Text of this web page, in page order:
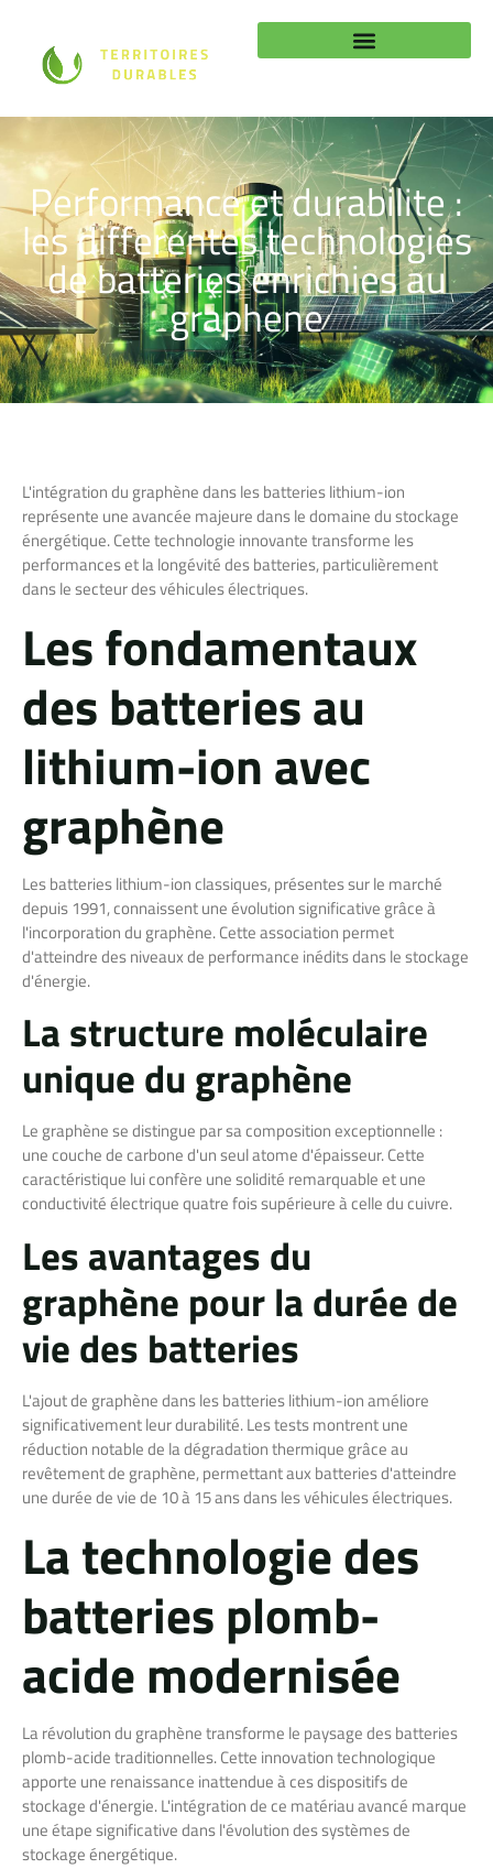
Performance et durabilite :
les differentes technologies
de batteries enrichies au
graphene
L'intégration du graphène dans les batteries lithium-ion
représente une avancée majeure dans le domaine du stockage
énergétique. Cette technologie innovante transforme les
performances et la longévité des batteries, particulièrement
dans le secteur des véhicules électriques.
Les fondamentaux
des batteries au
lithium-ion avec
graphène
Les batteries lithium-ion classiques, présentes sur le marché
depuis 1991, connaissent une évolution significative grâce à
l'incorporation du graphène. Cette association permet
d'atteindre des niveaux de performance inédits dans le stockage
d'énergie.
La structure moléculaire
unique du graphène
Le graphène se distingue par sa composition exceptionnelle :
une couche de carbone d'un seul atome d'épaisseur. Cette
caractéristique lui confère une solidité remarquable et une
conductivité électrique quatre fois supérieure à celle du cuivre.
Les avantages du
graphène pour la durée de
vie des batteries
L'ajout de graphène dans les batteries lithium-ion améliore
significativement leur durabilité. Les tests montrent une
réduction notable de la dégradation thermique grâce au
revêtement de graphène, permettant aux batteries d'atteindre
une durée de vie de 10 à 15 ans dans les véhicules électriques.
La technologie des
batteries plomb-
acide modernisée
La révolution du graphène transforme le paysage des batteries
plomb-acide traditionnelles. Cette innovation technologique
apporte une renaissance inattendue à ces dispositifs de
stockage d'énergie. L'intégration de ce matériau avancé marque
une étape significative dans l'évolution des systèmes de
stockage énergétique.